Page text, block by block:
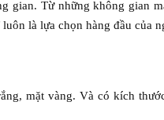
gian. Từ những không gian
luôn là lựa chọn hàng đầu của
mặt vàng. Và có kích